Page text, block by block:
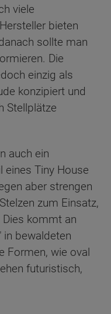
viele
bieten
sollte man
Die
einzig als
konzipiert und
Stellplätze
auch ein
eines Tiny House
aber strengen
zum Einsatz,
kommt an
in bewaldeten
Formen, wie oval
futuristisch,